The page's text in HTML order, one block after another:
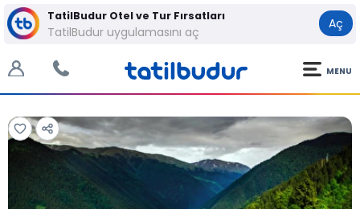
TatilBudur Otel ve Tur Fırsatları
TatilBudur uygulamasını aç
Aç
MENU
Tüm Fotoğraflar